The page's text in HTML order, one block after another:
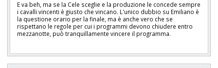
E va beh, ma se la Cele sceglie e la produzione le concede sempre
i cavalli vincenti è giusto che vincano. L'unico dubbio su Emiliano è
la questione orario per la finale, ma è anche vero che se
rispettano le regole per cui i programmi devono chiudere entro
mezzanotte, può tranquillamente vincere il programma.